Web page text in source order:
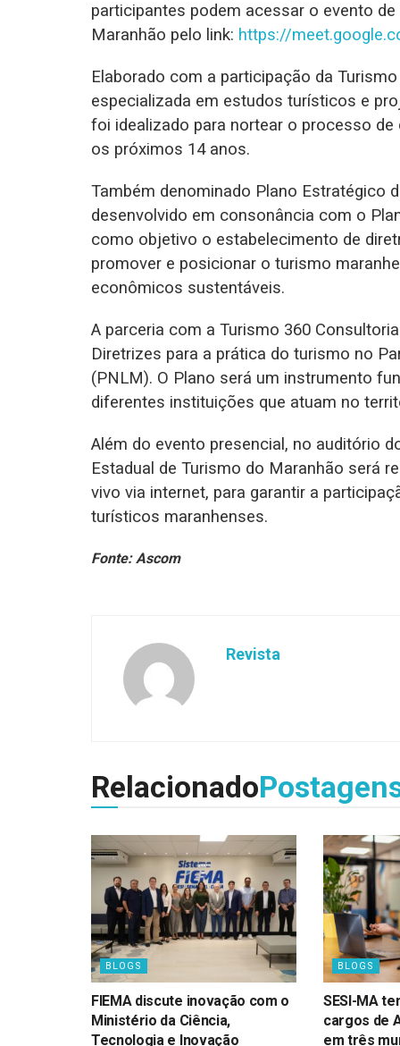
participantes podem acessar o evento
Maranhão pelo link: https://
Elaborado com a participação da
especializada em estudos turísticos e
foi idealizado para nortear o processo
os próximos 14 anos.
Também denominado Plano Estratégico
desenvolvido em consonância com o
como objetivo o estabelecimento de
promover e posicionar o turismo
econômicos sustentáveis.
A parceria com a Turismo 360
Diretrizes para a prática do turismo no
(PNLM). O Plano será um instrumento
diferentes instituições que atuam no
Além do evento presencial, no auditório
Estadual de Turismo do Maranhão será
vivo via internet, para garantir a
turísticos maranhenses.
Fonte: Ascom
Revista
Relacionado
BLOGS
FIEMA discute inovação com o
Ministério da Ciência,
Tecnologia e Inovação
BLOGS
SESI-MA
cargos de
em três